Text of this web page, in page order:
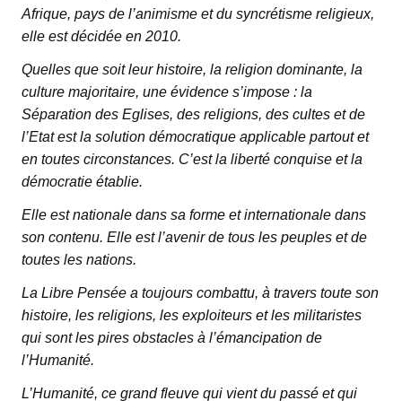
Afrique, pays de l’animisme et du syncrétisme religieux,
elle est décidée en 2010.
Quelles que soit leur histoire, la religion dominante, la
culture majoritaire, une évidence s’impose : la
Séparation des Eglises, des religions, des cultes et de
l’Etat est la solution démocratique applicable partout et
en toutes circonstances. C’est la liberté conquise et la
démocratie établie.
Elle est nationale dans sa forme et internationale dans
son contenu. Elle est l’avenir de tous les peuples et de
toutes les nations.
La Libre Pensée a toujours combattu, à travers toute son
histoire, les religions, les exploiteurs et les militaristes
qui sont les pires obstacles à l’émancipation de
l’Humanité.
L’Humanité, ce grand fleuve qui vient du passé et qui